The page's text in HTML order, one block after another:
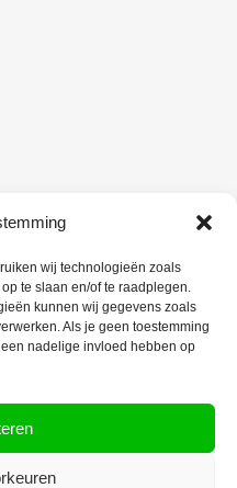
wij technologieën zoals
te slaan en/of te raadplegen.
kunnen wij gegevens zoals
Als je geen toestemming
nadelige invloed hebben op